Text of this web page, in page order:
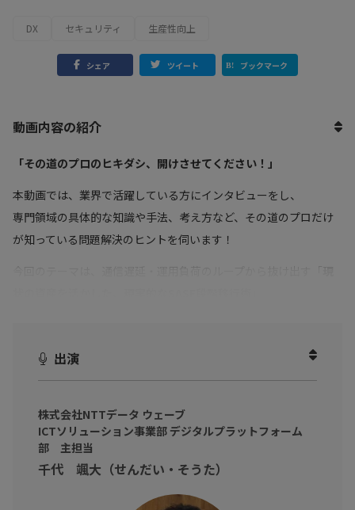
DX セキュリティ 生産性向上
シェア ツイート ブックマーク
動画内容の紹介
「その道のプロのヒキダシ、開けさせてください！」
本動画では、業界で活躍している方にインタビューをし、
専門領域の具体的な知識や手法、考え方など、その道のプロだけ
が知っている問題解決のヒントを伺います！
リモートワークやクラウド利用が当たり前となった今、従来のVP
造的な限界を迎えています。
しかし、一括での刷新はコストや業務影響のリスクが高く、「現
状維持がいちばん安全」と更改に踏み出せない企業も少なくあり
出演
株式会社NTTデータ ウェーブ
ICTソリューション事業部 デジタルプラットフォーム
部 主担当
千代 颯大（せんだい・そうた）